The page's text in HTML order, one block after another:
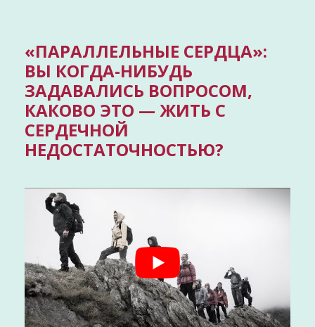
«ПАРАЛЛЕЛЬНЫЕ СЕРДЦА»:
ВЫ КОГДА-НИБУДЬ
ЗАДАВАЛИСЬ ВОПРОСОМ,
КАКОВО ЭТО — ЖИТЬ С
СЕРДЕЧНОЙ
НЕДОСТАТОЧНОСТЬЮ?